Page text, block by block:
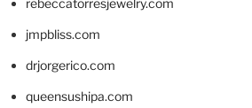
rebeccatorresjewelry.com
jmpbliss.com
drjorgerico.com
queensushipa.com